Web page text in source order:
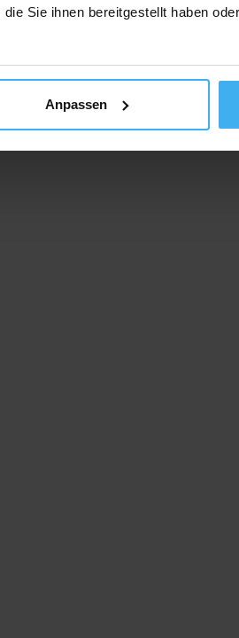
Sie ihnen bereitgestellt haben
Anpassen